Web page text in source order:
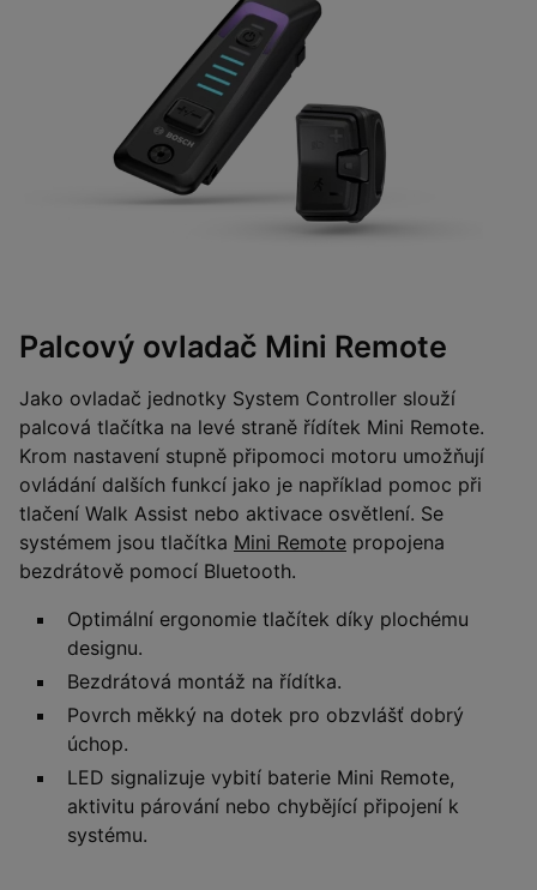
Palcový ovladač Mini Remote
Jako ovladač jednotky System Controller slouží
palcová tlačítka na levé straně řídítek Mini Remote.
Krom nastavení stupně připomoci motoru umožňují
ovládání dalších funkcí jako je například pomoc při
tlačení Walk Assist nebo aktivace osvětlení. Se
systémem jsou tlačítka Mini Remote propojena
bezdrátově pomocí Bluetooth.
Optimální ergonomie tlačítek díky plochému
designu.
Bezdrátová montáž na řídítka.
Povrch měkký na dotek pro obzvlášť dobrý
úchop.
LED signalizuje vybití baterie Mini Remote,
aktivitu párování nebo chybějící připojení k
systému.